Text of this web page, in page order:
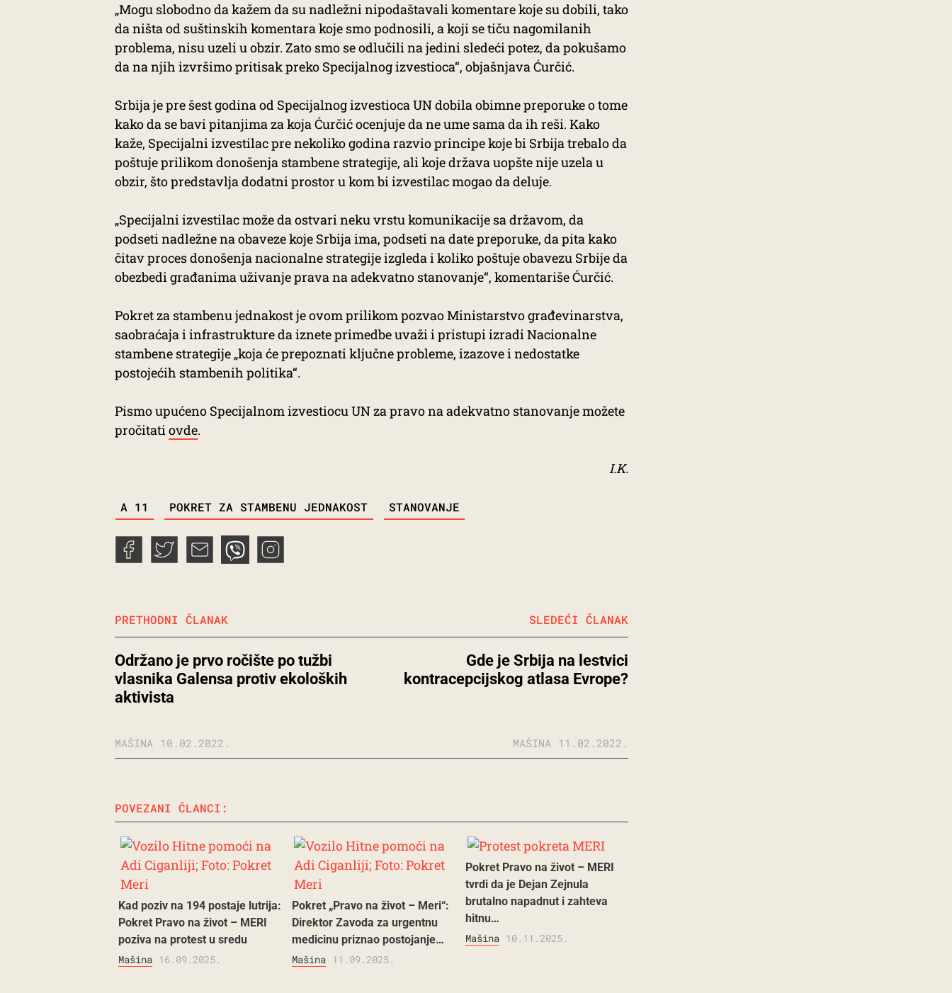
„Mogu slobodno da kažem da su nadležni nipodaštavali komentare koje su dobili, tako
da ništa od suštinskih komentara koje smo podnosili, a koji se tiču nagomilanih
problema, nisu uzeli u obzir. Zato smo se odlučili na jedini sledeći potez, da pokušamo
da na njih izvršimo pritisak preko Specijalnog izvestioca“, objašnjava Ćurčić.
Srbija je pre šest godina od Specijalnog izvestioca UN dobila obimne preporuke o tome
kako da se bavi pitanjima za koja Ćurčić ocenjuje da ne ume sama da ih reši. Kako
kaže, Specijalni izvestilac pre nekoliko godina razvio principe koje bi Srbija trebalo da
poštuje prilikom donošenja stambene strategije, ali koje država uopšte nije uzela u
obzir, što predstavlja dodatni prostor u kom bi izvestilac mogao da deluje.
„Specijalni izvestilac može da ostvari neku vrstu komunikacije sa državom, da
podseti nadležne na obaveze koje Srbija ima, podseti na date preporuke, da pita kako
čitav proces donošenja nacionalne strategije izgleda i koliko poštuje obavezu Srbije da
obezbedi građanima uživanje prava na adekvatno stanovanje“, komentariše Ćurčić.
Pokret za stambenu jednakost je ovom prilikom pozvao Ministarstvo građevinarstva,
saobraćaja i infrastrukture da iznete primedbe uvaži i pristupi izradi Nacionalne
stambene strategije „koja će prepoznati ključne probleme, izazove i nedostatke
postojećih stambenih politika“.
Pismo upućeno Specijalnom izvestiocu UN za pravo na adekvatno stanovanje možete
pročitatiovde.
I.K.
A 11 POKRET ZA STAMBENU JEDNAKOST STANOVANJE
PRETHODNI ČLANAK
Održano je prvo ročište po tužbi
vlasnika Galensa protiv ekoloških
aktivista
MAŠINA 10.02.2022.
Gde je Srbija na lestvici
kontracepcijskog atlasa Evrope?
SLEDEĆI ČLANAK
MAŠINA 11.02.2022.
POVEZANI ČLANCI:
Kad poziv na 194 postaje lutrija:
Pokret Pravo na život – MERI
poziva na protest u sredu
Mašina 16.09.2025.
Pokret „Pravo na život – Meri“:
Direktor Zavoda za urgentnu
medicinu priznao postojanje…
Mašina 11.09.2025.
Pokret Pravo na život – MERI
tvrdi da je Dejan Zejnula
brutalno napadnut i zahteva
hitnu…
Mašina 10.11.2025.